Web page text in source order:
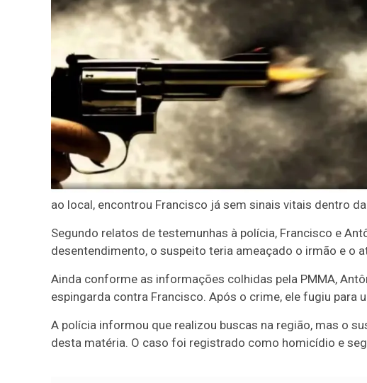
ao local, encontrou Francisco já sem sinais vitais dentro
Segundo relatos de testemunhas à polícia, Francisco e
desentendimento, o suspeito teria ameaçado o irmão e o
Ainda conforme as informações colhidas pela PMMA,
espingarda contra Francisco. Após o crime, ele fugiu para
A polícia informou que realizou buscas na região, mas o
desta matéria. O caso foi registrado como homicídio e